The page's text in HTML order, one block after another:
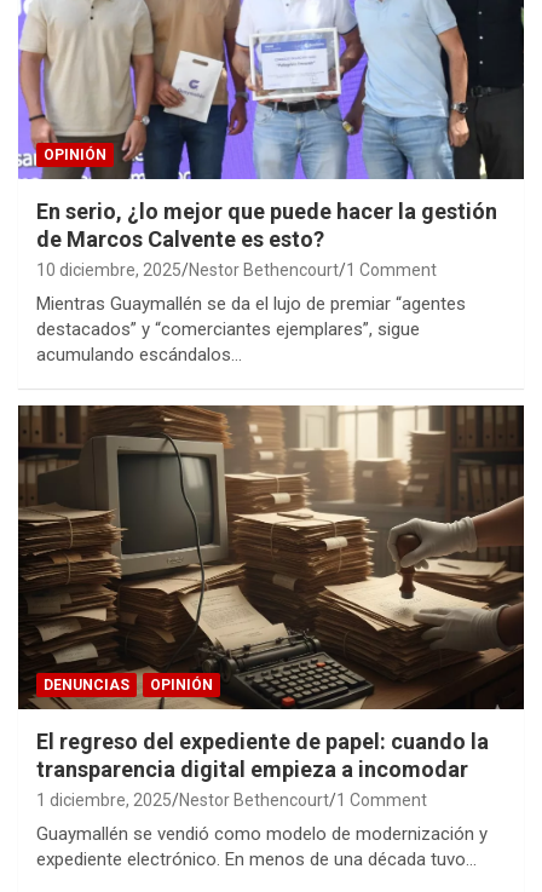
OPINIÓN
En serio, ¿lo mejor que puede hacer la gestión
de Marcos Calvente es esto?
10 diciembre, 2025 Nestor Bethencourt 1 Comment
Mientras Guaymallén se da el lujo de premiar “agentes
destacados” y “comerciantes ejemplares”, sigue
acumulando escándalos…
DENUNCIAS OPINIÓN
El regreso del expediente de papel: cuando la
transparencia digital empieza a incomodar
1 diciembre, 2025 Nestor Bethencourt 1 Comment
Guaymallén se vendió como modelo de modernización y
expediente electrónico. En menos de una década tuvo…